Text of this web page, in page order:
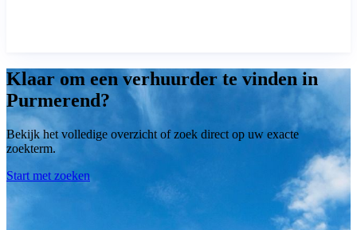
Klaar om een verhuurder te vinden in
Purmerend?
Bekijk het volledige overzicht of zoek direct op uw exacte
zoekterm.
Start met zoeken